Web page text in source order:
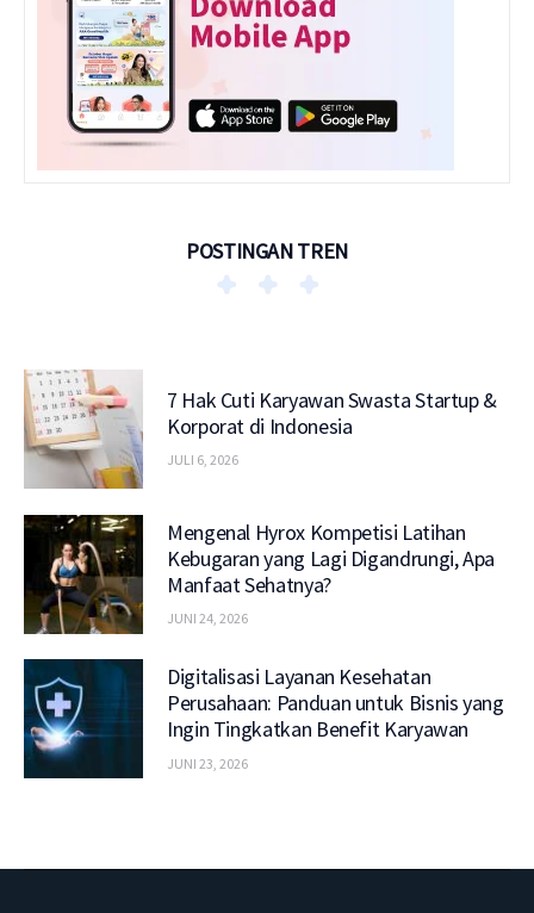
POSTINGAN TREN
7 Hak Cuti Karyawan Swasta Startup &
Korporat di Indonesia
JULI 6, 2026
Mengenal Hyrox Kompetisi Latihan
Kebugaran yang Lagi Digandrungi, Apa
Manfaat Sehatnya?
JUNI 24, 2026
Digitalisasi Layanan Kesehatan
Perusahaan: Panduan untuk Bisnis yang
Ingin Tingkatkan Benefit Karyawan
JUNI 23, 2026